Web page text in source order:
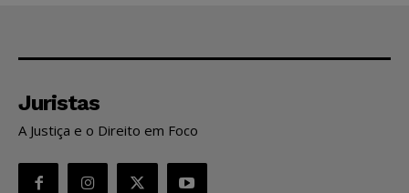
Juristas
A Justiça e o Direito em Foco